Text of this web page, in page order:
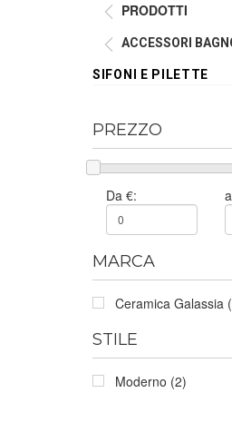
PRODOTTI
ACCESSORI
SIFONI E PILETTE
PREZZO
Da €:
MARCA
Ceramica Galassia
STILE
Moderno (2)